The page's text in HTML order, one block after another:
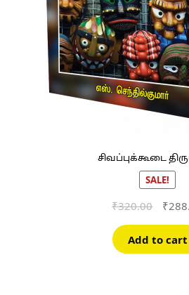
சிவப்புக்கூடை
SALE!
₹320.00
was:
₹
Add to cart